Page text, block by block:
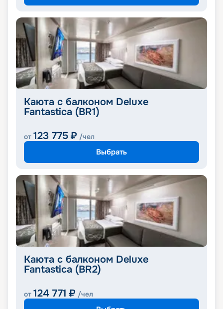
Каюта с балконом Deluxe
Fantastica (BR1)
от 123 775 ₽ /чел
Выбрать
Каюта с балконом Deluxe
Fantastica (BR2)
от 124 771 ₽ /чел